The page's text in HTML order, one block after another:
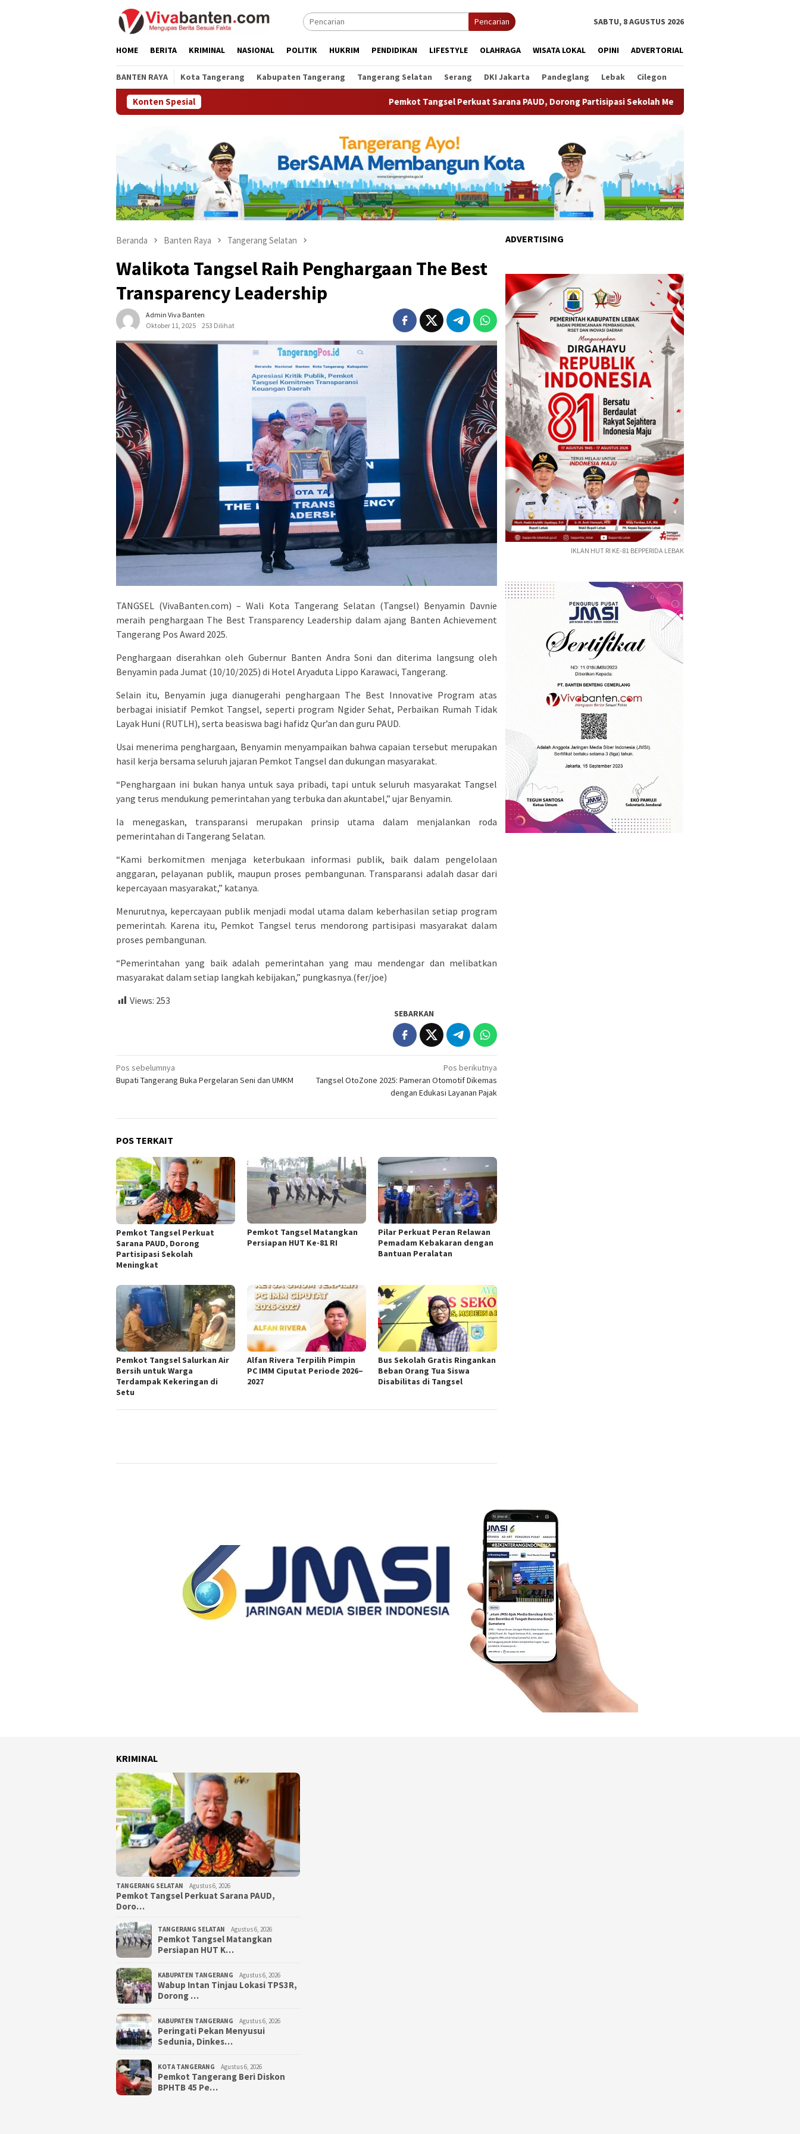
Pencarian SABTU, 8 AGUSTUS 2026
HOME BERITA KRIMINAL NASIONAL POLITIK HUKRIM PENDIDIKAN LIFESTYLE OLAHRAGA WISATA LOKAL OPINI ADVERTORIAL
BANTEN RAYA Kota Tangerang Kabupaten Tangerang Tangerang Selatan Serang DKI Jakarta Pandeglang Lebak Cilegon
Konten Spesial Pemkot Tangsel Perkuat Sarana PAUD, Dorong Partisipasi Sekolah Meningkat Pemkot Tangsel Matangkan
Beranda Banten Raya Tangerang Selatan
Walikota Tangsel Raih Penghargaan The Best
Transparency Leadership
Admin Viva Banten
Oktober 11, 2025
253 Dilihat
TANGSEL (VivaBanten.com) – Wali Kota Tangerang Selatan (Tangsel) Benyamin Davnie
meraih penghargaan The Best Transparency Leadership dalam ajang Banten Achievement
Tangerang Pos Award 2025.
Penghargaan diserahkan oleh Gubernur Banten Andra Soni dan diterima langsung oleh
Benyamin pada Jumat (10/10/2025) di Hotel Aryaduta Lippo Karawaci, Tangerang.
Selain itu, Benyamin juga dianugerahi penghargaan The Best Innovative Program atas
berbagai inisiatif Pemkot Tangsel, seperti program Ngider Sehat, Perbaikan Rumah Tidak
Layak Huni (RUTLH), serta beasiswa bagi hafidz Qur’an dan guru PAUD.
Usai menerima penghargaan, Benyamin menyampaikan bahwa capaian tersebut merupakan
hasil kerja bersama seluruh jajaran Pemkot Tangsel dan dukungan masyarakat.
“Penghargaan ini bukan hanya untuk saya pribadi, tapi untuk seluruh masyarakat Tangsel
yang terus mendukung pemerintahan yang terbuka dan akuntabel,” ujar Benyamin.
Ia menegaskan, transparansi merupakan prinsip utama dalam menjalankan roda
pemerintahan di Tangerang Selatan.
“Kami berkomitmen menjaga keterbukaan informasi publik, baik dalam pengelolaan
anggaran, pelayanan publik, maupun proses pembangunan. Transparansi adalah dasar dari
kepercayaan masyarakat,” katanya.
Menurutnya, kepercayaan publik menjadi modal utama dalam keberhasilan setiap program
pemerintah. Karena itu, Pemkot Tangsel terus mendorong partisipasi masyarakat dalam
proses pembangunan.
“Pemerintahan yang baik adalah pemerintahan yang mau mendengar dan melibatkan
masyarakat dalam setiap langkah kebijakan,” pungkasnya.(fer/joe)
Views: 253
SEBARKAN
Navigasi
pos
Pos sebelumnya
Bupati Tangerang Buka Pergelaran Seni dan UMKM
Pos berikutnya
Tangsel OtoZone 2025: Pameran Otomotif Dikemas
dengan Edukasi Layanan Pajak
POS TERKAIT
Pemkot Tangsel Perkuat
Sarana PAUD, Dorong
Partisipasi Sekolah
Meningkat
Pemkot Tangsel Matangkan
Persiapan HUT Ke-81 RI
Pilar Perkuat Peran Relawan
Pemadam Kebakaran dengan
Bantuan Peralatan
Pemkot Tangsel Salurkan Air
Bersih untuk Warga
Terdampak Kekeringan di
Setu
Alfan Rivera Terpilih Pimpin
PC IMM Ciputat Periode 2026–
2027
Bus Sekolah Gratis Ringankan
Beban Orang Tua Siswa
Disabilitas di Tangsel
ADVERTISING
IKLAN HUT RI KE-81 BEPPERIDA LEBAK
KRIMINAL
TANGERANG SELATAN Agustus 6, 2026
Pemkot Tangsel Perkuat Sarana PAUD,
Doro…
TANGERANG SELATAN Agustus 6, 2026
Pemkot Tangsel Matangkan
Persiapan HUT K…
KABUPATEN TANGERANG Agustus 6, 2026
Wabup Intan Tinjau Lokasi TPS3R,
Dorong …
KABUPATEN TANGERANG Agustus 6, 2026
Peringati Pekan Menyusui
Sedunia, Dinkes…
KOTA TANGERANG Agustus 6, 2026
Pemkot Tangerang Beri Diskon
BPHTB 45 Pe…